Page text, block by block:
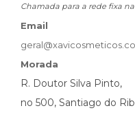
Chamada para a rede fixa
Email
Morada
R. Doutor Silva Pinto,
no 500, Santiago do